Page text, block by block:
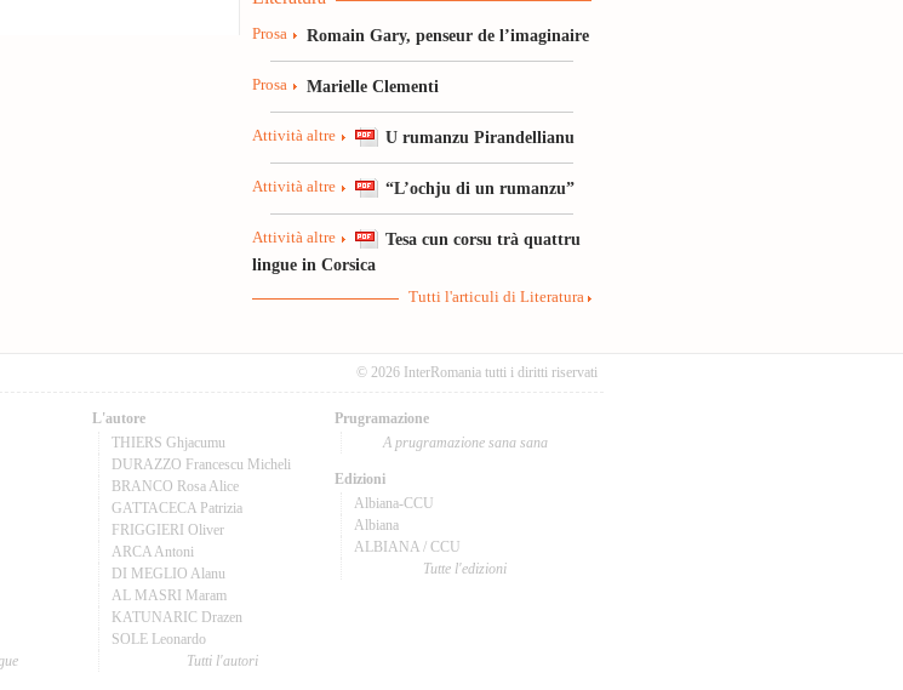
Prosa Romain Gary, penseur de l’imaginaire
Prosa Marielle Clementi
Attività altre U rumanzu Pirandellianu
Attività altre “L’ochju di un rumanzu”
Attività altre
Tesa cun corsu trà quattru
lingue in Corsica
Tutti l'articuli di Literatura
© 2026 InterRomania tutti i diritti riservati
L'autore
THIERS Ghjacumu
DURAZZO Francescu Micheli
BRANCO Rosa Alice
GATTACECA Patrizia
FRIGGIERI Oliver
ARCA Antoni
DI MEGLIO Alanu
AL MASRI Maram
KATUNARIC Drazen
SOLE Leonardo
Tutti l'autori
Prugramazione
A prugramazione sana sana
Edizioni
Albiana-CCU
Albiana
ALBIANA / CCU
Tutte l'edizioni